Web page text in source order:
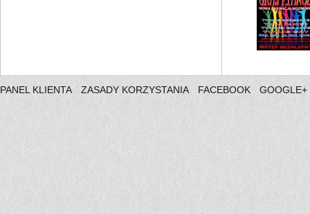
PANEL KLIENTA ZASADY KORZYSTANIA FACEBOOK GOOGLE+